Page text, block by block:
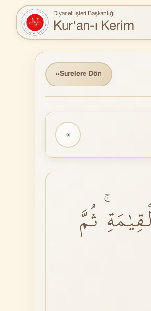
Diyanet İşleri Başkanlığı
Kur'an-ı Kerim
‹‹Surelere Dön
‹‹
ثُمَّ